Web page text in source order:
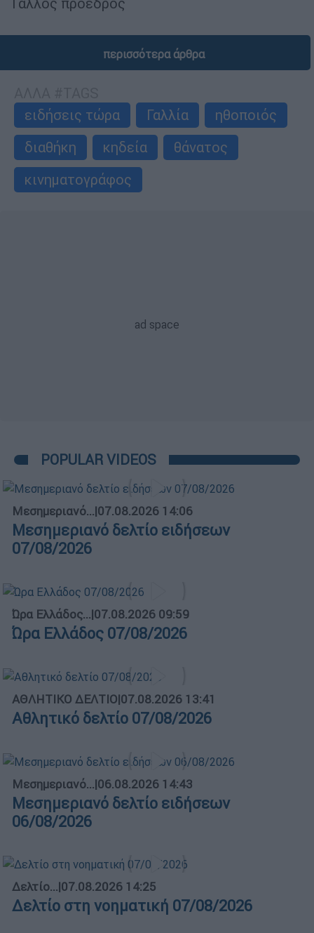
περισσότερα άρθρα
ειδήσεις τώρα
Γαλλία
ηθοποιός
διαθήκη
κηδεία
θάνατος
κινηματογράφος
POPULAR VIDEOS
Μεσημεριανό...|07.08.2026 14:06
Μεσημεριανό δελτίο ειδήσεων
07/08/2026
Ώρα Ελλάδος...|07.08.2026 09:59
Ώρα Ελλάδος 07/08/2026
ΑΘΛΗΤΙΚΟ ΔΕΛΤΙΟ|07.08.2026 13:41
Αθλητικό δελτίο 07/08/2026
Μεσημεριανό...|06.08.2026 14:43
Μεσημεριανό δελτίο ειδήσεων
06/08/2026
Δελτίο...|07.08.2026 14:25
Δελτίο στη νοηματική 07/08/2026